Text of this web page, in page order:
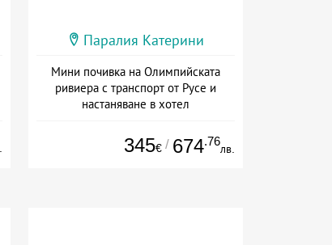
Паралия Катерини
Мини почивка на Олимпийската
ривиера с транспорт от Русе и
настаняване в хотел
345€ / 674.76
лв.